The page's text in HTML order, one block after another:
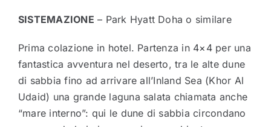
SISTEMAZIONE – Park Hyatt Doha o similare
Prima colazione in hotel. Partenza in 4×4 per una
fantastica avventura nel deserto, tra le alte dune
di sabbia fino ad arrivare all’Inland Sea (Khor Al
Udaid) una grande laguna salata chiamata anche
“mare interno”: qui le dune di sabbia circondano